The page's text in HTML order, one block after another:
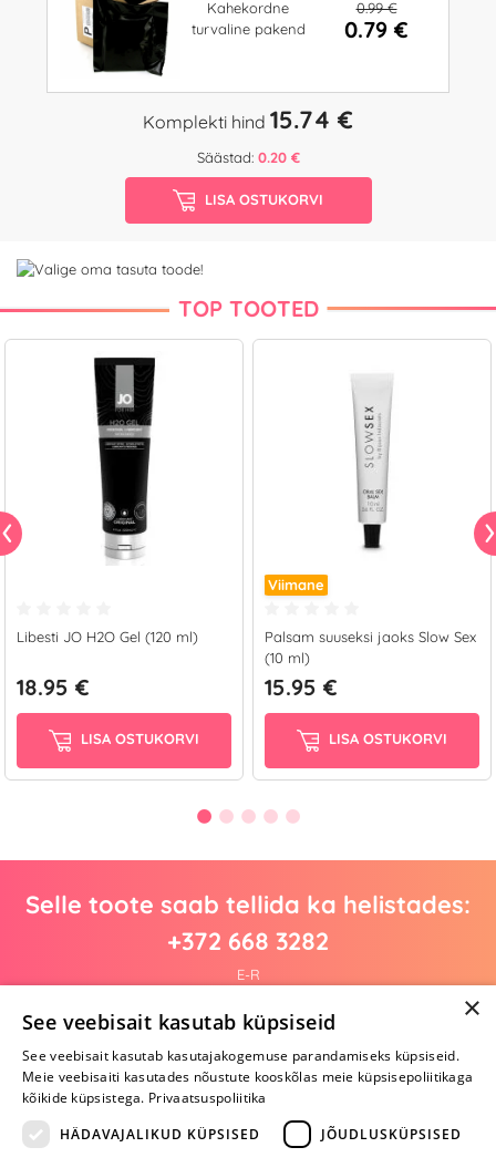
Kahekordne
turvaline pakend
0.99 €
0.79 €
Komplekti hind 15.74 €
Säästad: 0.20 €
LISA OSTUKORVI
TOP TOOTED
Libesti JO H2O Gel (120 ml)
18.95 €
LISA OSTUKORVI
Viimane
Palsam suuseksi jaoks Slow Sex
(10 ml)
15.95 €
LISA OSTUKORVI
Selle toote saab tellida ka helistades:
+372 668 3282
E-R
Arvustusi veel pole
Ole esimene!
Kirjuta arvustus ja SAA KINGITUS!
×
See veebisait kasutab küpsiseid
See veebisait kasutab kasutajakogemuse parandamiseks küpsiseid.
Meie veebisaiti kasutades nõustute kooskõlas meie küpsisepoliitikaga
kõikide küpsistega. Privaatsuspoliitika
HÄDAVAJALIKUD KÜPSISED
JÕUDLUSKÜPSISED